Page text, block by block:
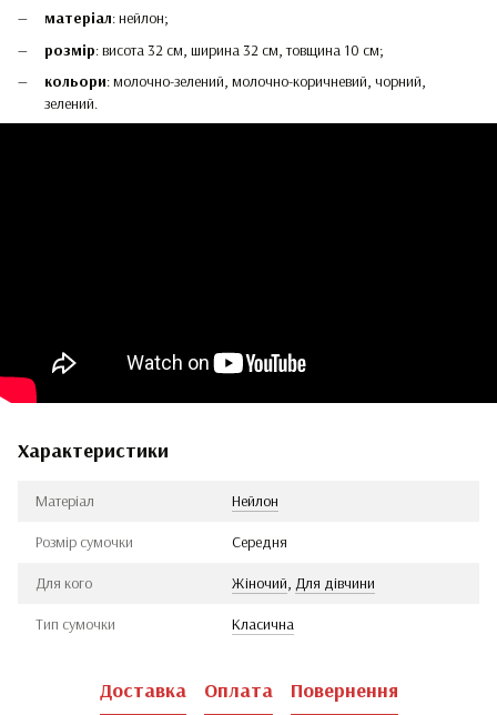
матеріал: нейлон;
розмір: висота 32 см, ширина 32 см, товщина 10 см;
кольори: молочно-зелений, молочно-коричневий, чорний,
зелений.
Характеристики
Матеріал Нейлон
Розмір сумочки Середня
Для кого Жіночий, Для дівчини
Тип сумочки Класична
Доставка Оплата Повернення